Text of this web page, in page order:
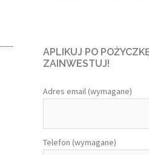
APLIKUJ PO
ZAINWESTUJ!
Adres email (wymagane)
Telefon (wymagane)